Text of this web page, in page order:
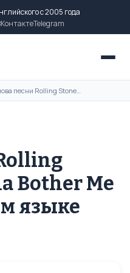
с 2005 года
Telegram
Слова песни Rolling Stones: Doncha Bother Me на английском языке
Bother Me
языке